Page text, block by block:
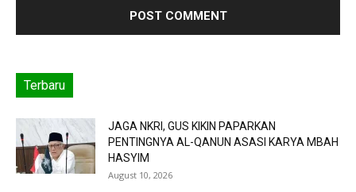
Terbaru
JAGA NKRI, GUS KIKIN PAPARKAN
PENTINGNYA AL-QANUN ASASI KARYA MBAH
HASYIM
August 10, 2026